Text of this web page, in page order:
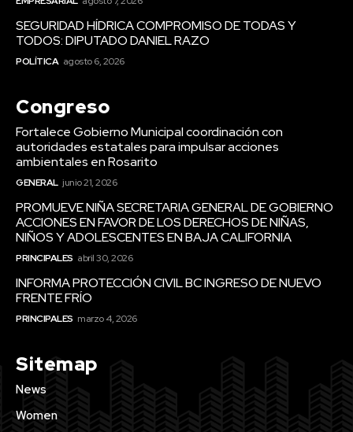
SEGURIDAD HÍDRICA COMPROMISO DE TODAS Y
TODOS: DIPUTADO DANIEL RAZO
POLÍTICA agosto 6, 2026
Congreso
Fortalece Gobierno Municipal coordinación con
autoridades estatales para impulsar acciones
ambientales en Rosarito
GENERAL junio 21, 2026
PROMUEVE NIÑA SECRETARIA GENERAL DE GOBIERNO
ACCIONES EN FAVOR DE LOS DERECHOS DE NIÑAS,
NIÑOS Y ADOLESCENTES EN BAJA CALIFORNIA
PRINCIPALES abril 30, 2026
INFORMA PROTECCIÓN CIVIL BC INGRESO DE NUEVO
FRENTE FRÍO
PRINCIPALES marzo 4, 2026
Sitemap
News
Women